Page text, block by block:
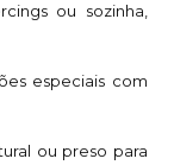
ou sozinha,
especiais com
ou preso para